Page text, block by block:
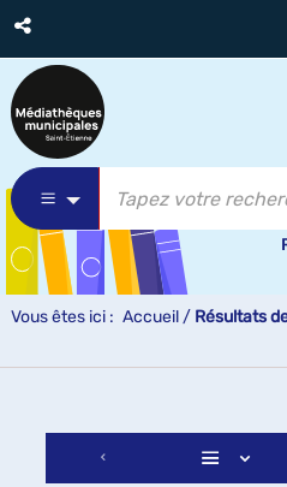
Vous êtes ici : Accueil / Résultats